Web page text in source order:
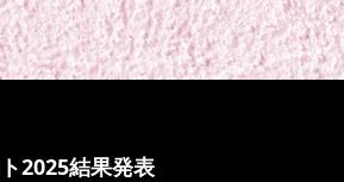
2025結果発表